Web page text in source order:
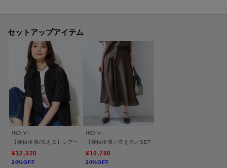
【セットアップアイテム】
長袖ブラウス：127－85402
半袖ブラウス：127－85403
スカート：127－75403
【素材ポイント】
シルキーな光沢のあるスパンタッチの風合いが特徴のローンになります。
程よいシア―感がある軽くて涼しげな着心地に、シワになりにくく、接触冷
感を兼ね備えた素材になっております。
セットアップアイテム
INDIVI
【接触冷感/洗える】シアーシャンブレーピンタックブラウス
¥12,320
20%OFF
INDIVI
【接触冷感／洗える／SETUP可能】シアーシャンブレー
¥10,780
30%OFF